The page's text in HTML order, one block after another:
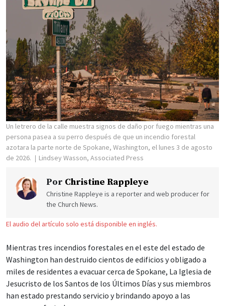
Un letrero de la calle muestra signos de daño por fuego mientras una
persona pasea a su perro después de que un incendio forestal
azotara la parte norte de Spokane, Washington, el lunes 3 de agosto
de 2026.
Lindsey Wasson, Associated Press
Por Christine Rappleye
Christine Rappleye is a reporter and web producer for
the Church News.
El audio del artículo solo está disponible en inglés.
Mientras tres incendios forestales en el este del estado de
Washington han destruido cientos de edificios y obligado a
miles de residentes a evacuar cerca de Spokane, La Iglesia de
Jesucristo de los Santos de los Últimos Días y sus miembros
han estado prestando servicio y brindando apoyo a las